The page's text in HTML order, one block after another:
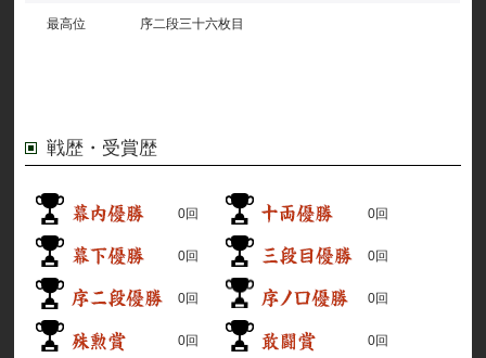
最高位 序二段三十六枚目
戦歴・受賞歴
0回 0回
0回 0回
0回 0回
0回 0回